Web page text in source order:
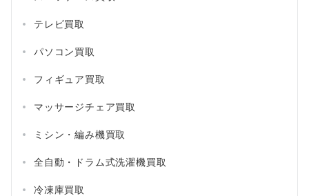
テレビ買取
パソコン買取
フィギュア買取
マッサージチェア買取
ミシン・編み機買取
全自動・ドラム式洗濯機買取
冷凍庫買取